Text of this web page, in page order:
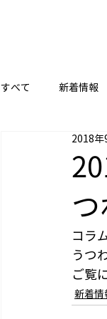
すべて 新着情報
2018年
コラ
うつ
ご覧
新着情